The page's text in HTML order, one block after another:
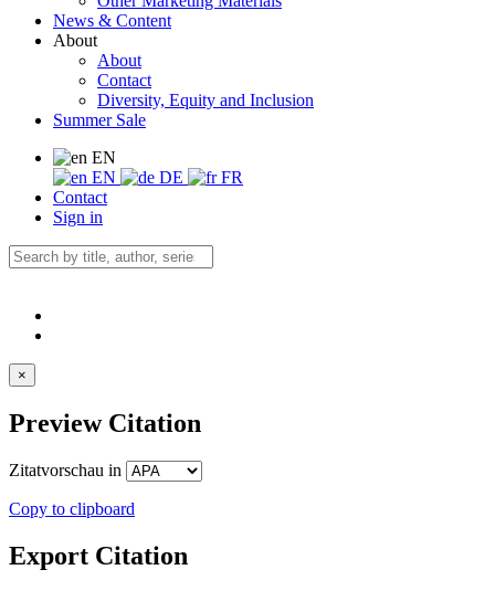
News & Content
About
About
Contact
Diversity, Equity and Inclusion
Summer Sale
EN
EN
DE
FR
Contact
Sign in
×
Preview Citation
Zitatvorschau in
Copy to clipboard
Export Citation